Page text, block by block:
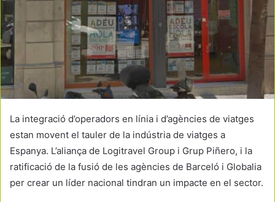
La integració d’operadors en línia i d’agències de viatges
estan movent el tauler de la indústria de viatges a
Espanya. L’aliança de Logitravel Group i Grup Piñero, i la
ratificació de la fusió de les agències de Barceló i Globalia
per crear un líder nacional tindran un impacte en el sector.